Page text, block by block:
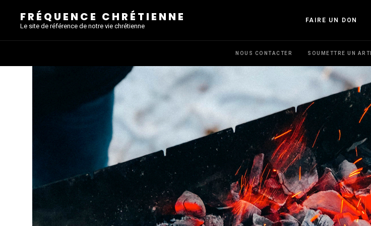
FRÉQUENCE CHRÉTIENNE
Le site de référence de notre vie chrétienne
FAIRE UN DON
NOUS CONTACTER SOUMETTRE UN